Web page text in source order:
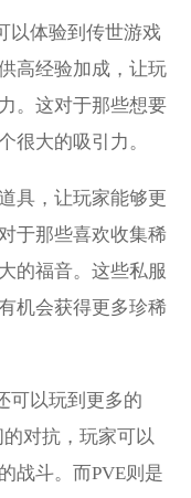
以体验到传世游戏
高经验加成，让玩
。这对于那些想要
很大的吸引力。
具，让玩家能够更
于那些喜欢收集稀
的福音。这些私服
机会获得更多珍稀
可以玩到更多的
的对抗，玩家可以
战斗。而PVE则是